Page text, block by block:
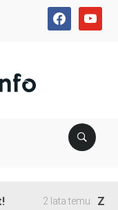
facebookyoutube
2 lata temu